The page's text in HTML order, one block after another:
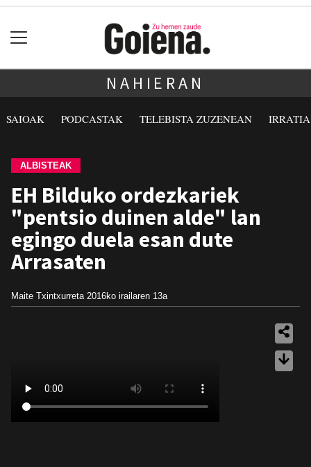
NAHIERAN
SAIOAK PODCASTAK TELEBISTA ZUZENEAN
ALBISTEAK
EH Bilduko ordezkariek
"pentsio duinen alde" lan
egingo duela esan dute
Arrasaten
Maite Txintxurreta 2016ko irailaren 13a